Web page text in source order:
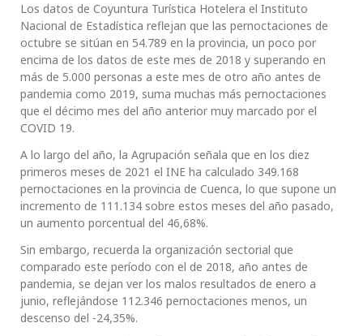
Los datos de Coyuntura Turística Hotelera el Instituto
Nacional de Estadística reflejan que las pernoctaciones de
octubre se sitúan en 54.789 en la provincia, un poco por
encima de los datos de este mes de 2018 y superando en
más de 5.000 personas a este mes de otro año antes de
pandemia como 2019, suma muchas más pernoctaciones
que el décimo mes del año anterior muy marcado por el
COVID 19.
A lo largo del año, la Agrupación señala que en los diez
primeros meses de 2021 el INE ha calculado 349.168
pernoctaciones en la provincia de Cuenca, lo que supone un
incremento de 111.134 sobre estos meses del año pasado,
un aumento porcentual del 46,68%.
Sin embargo, recuerda la organización sectorial que
comparado este período con el de 2018, año antes de
pandemia, se dejan ver los malos resultados de enero a
junio, reflejándose 112.346 pernoctaciones menos, un
descenso del -24,35%.